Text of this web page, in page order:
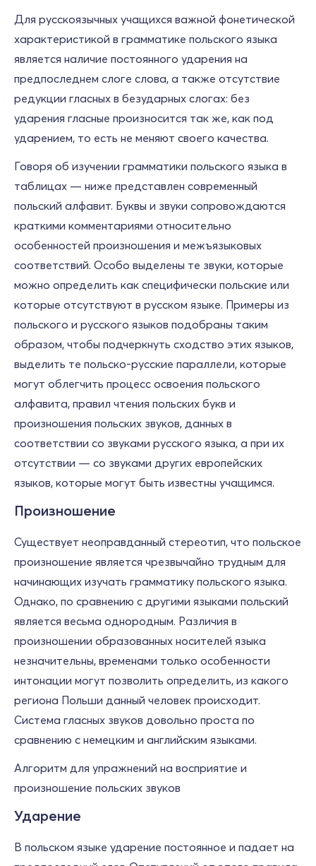
Для русскоязычных учащихся важной фонетической
характеристикой в грамматике польского языка
является наличие постоянного ударения на
предпоследнем слоге слова, а также отсутствие
редукции гласных в безударных слогах: без
ударения гласные произносится так же, как под
ударением, то есть не меняют своего качества.
Говоря об изучении грамматики польского языка в
таблицах — ниже представлен современный
польский алфавит. Буквы и звуки сопровождаются
краткими комментариями относительно
особенностей произношения и межъязыковых
соответствий. Особо выделены те звуки, которые
можно определить как специфически польские или
которые отсутствуют в русском языке. Примеры из
польского и русского языков подобраны таким
образом, чтобы подчеркнуть сходство этих языков,
выделить те польско-русские параллели, которые
могут облегчить процесс освоения польского
алфавита, правил чтения польских букв и
произношения польских звуков, данных в
соответствии со звуками русского языка, а при их
отсутствии — со звуками других европейских
языков, которые могут быть известны учащимся.
Произношение
Существует неоправданный стереотип, что польское
произношение является чрезвычайно трудным для
начинающих изучать грамматику польского языка.
Однако, по сравнению с другими языками польский
является весьма однородным. Различия в
произношении образованных носителей языка
незначительны, временами только особенности
интонации могут позволить определить, из какого
региона Польши данный человек происходит.
Система гласных звуков довольно проста по
сравнению с немецким и английским языками.
Алгоритм для упражнений на восприятие и
произношение польских звуков
Ударение
В польском языке ударение постоянное и падает на